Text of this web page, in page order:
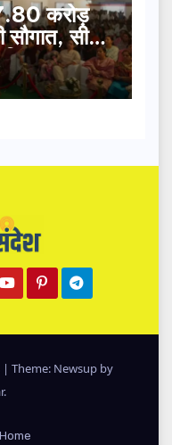
करोड़
सीएम
| Theme: Newsup by
.
Home